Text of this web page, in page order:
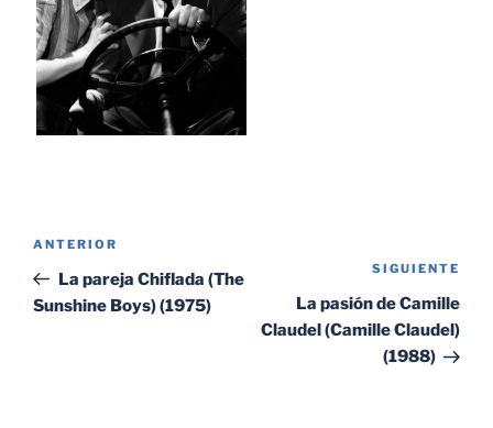
entradas
Entrada
anterior:
ANTERIOR
La pareja Chiflada (The
Sunshine Boys) (1975)
SIGUIENTE
La pasión de Camille
Claudel (Camille Claudel)
(1988)